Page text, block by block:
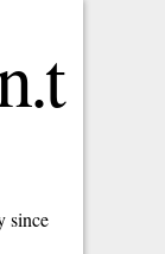
since